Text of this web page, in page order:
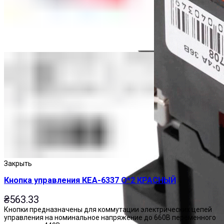
Закрыть
Кнопка управления КЕА-6337 О*2 КРАСНЫЙ
₴563.33
Кнопки предназначены для коммутации электрических цепей
управления на номинальное напряжение до 660В переменного